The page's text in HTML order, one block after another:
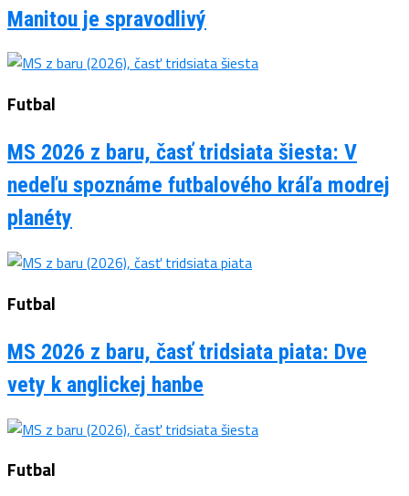
Manitou je spravodlivý
Futbal
MS 2026 z baru, časť tridsiata šiesta: V
nedeľu spoznáme futbalového kráľa modrej
planéty
Futbal
MS 2026 z baru, časť tridsiata piata: Dve
vety k anglickej hanbe
Futbal